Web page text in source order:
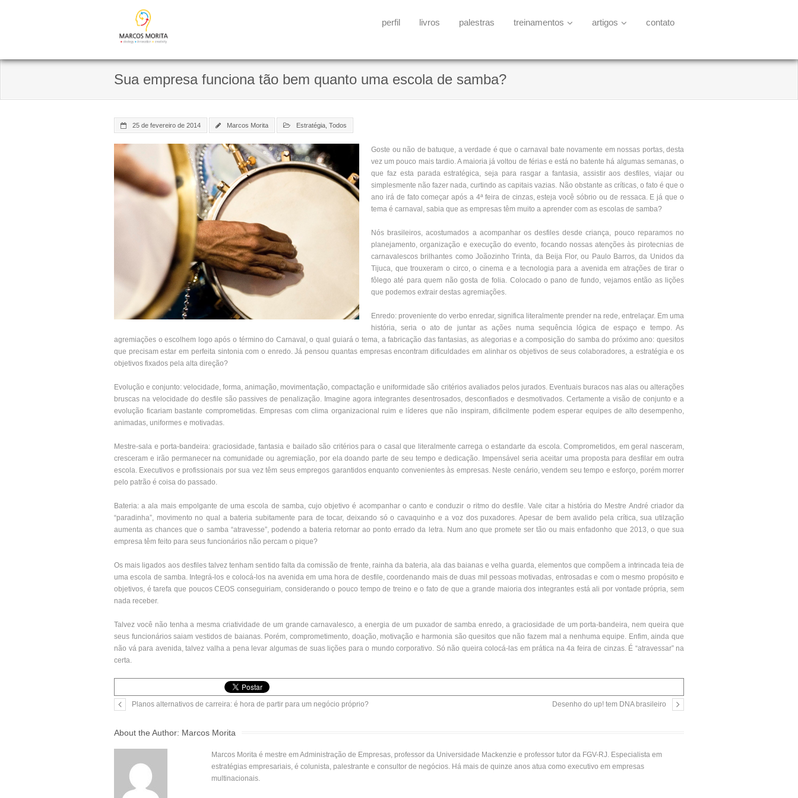
perfil livros palestras treinamentos artigos contato
Sua empresa funciona tão bem quanto uma escola de samba?
25 de fevereiro de 2014 Marcos Morita Estratégia Todos
Goste ou não de batuque, a verdade é que o carnaval bate novamente em nossas portas, desta
vez um pouco mais tardio. A maioria já voltou de férias e está no batente há algumas semanas, o
que faz esta parada estratégica, seja para rasgar a fantasia, assistir aos desfiles, viajar ou
simplesmente não fazer nada, curtindo as capitais vazias. Não obstante as críticas, o fato é que o
ano irá de fato começar após a 4ª feira de cinzas, esteja você sóbrio ou de ressaca. E já que o
tema é carnaval, sabia que as empresas têm muito a aprender com as escolas de samba?
Nós brasileiros, acostumados a acompanhar os desfiles desde criança, pouco reparamos no
planejamento, organização e execução do evento, focando nossas atenções às pirotecnias de
carnavalescos brilhantes como Joãozinho Trinta, da Beija Flor, ou Paulo Barros, da Unidos da
Tijuca, que trouxeram o circo, o cinema e a tecnologia para a avenida em atrações de tirar o
fôlego até para quem não gosta de folia. Colocado o pano de fundo, vejamos então as lições
que podemos extrair destas agremiações.
Enredo: proveniente do verbo enredar, significa literalmente prender na rede, entrelaçar. Em uma
história, seria o ato de juntar as ações numa sequência lógica de espaço e tempo. As
agremiações o escolhem logo após o término do Carnaval, o qual guiará o tema, a fabricação das fantasias, as alegorias e a composição do samba do próximo ano: quesitos
que precisam estar em perfeita sintonia com o enredo. Já pensou quantas empresas encontram dificuldades em alinhar os objetivos de seus colaboradores, a estratégia e os
objetivos fixados pela alta direção?
Evolução e conjunto: velocidade, forma, animação, movimentação, compactação e uniformidade são critérios avaliados pelos jurados. Eventuais buracos nas alas ou alterações
bruscas na velocidade do desfile são passives de penalização. Imagine agora integrantes desentrosados, desconfiados e desmotivados. Certamente a visão de conjunto e a
evolução ficariam bastante comprometidas. Empresas com clima organizacional ruim e líderes que não inspiram, dificilmente podem esperar equipes de alto desempenho,
animadas, uniformes e motivadas.
Mestre-sala e porta-bandeira: graciosidade, fantasia e bailado são critérios para o casal que literalmente carrega o estandarte da escola. Comprometidos, em geral nasceram,
cresceram e irão permanecer na comunidade ou agremiação, por ela doando parte de seu tempo e dedicação. Impensável seria aceitar uma proposta para desfilar em outra
escola. Executivos e profissionais por sua vez têm seus empregos garantidos enquanto convenientes às empresas. Neste cenário, vendem seu tempo e esforço, porém morrer
pelo patrão é coisa do passado.
Bateria: a ala mais empolgante de uma escola de samba, cujo objetivo é acompanhar o canto e conduzir o ritmo do desfile. Vale citar a história do Mestre André criador da
“paradinha”, movimento no qual a bateria subitamente para de tocar, deixando só o cavaquinho e a voz dos puxadores. Apesar de bem avalido pela crítica, sua utilzação
aumenta as chances que o samba “atravesse”, podendo a bateria retornar ao ponto errado da letra. Num ano que promete ser tão ou mais enfadonho que 2013, o que sua
empresa têm feito para seus funcionários não percam o pique?
Os mais ligados aos desfiles talvez tenham sentido falta da comissão de frente, rainha da bateria, ala das baianas e velha guarda, elementos que compõem a intrincada teia de
uma escola de samba. Integrá-los e colocá-los na avenida em uma hora de desfile, coordenando mais de duas mil pessoas motivadas, entrosadas e com o mesmo propósito e
objetivos, é tarefa que poucos CEOS conseguiriam, considerando o pouco tempo de treino e o fato de que a grande maioria dos integrantes está ali por vontade própria, sem
nada receber.
Talvez você não tenha a mesma criatividade de um grande carnavalesco, a energia de um puxador de samba enredo, a graciosidade de um porta-bandeira, nem queira que
seus funcionários saiam vestidos de baianas. Porém, comprometimento, doação, motivação e harmonia são quesitos que não fazem mal a nenhuma equipe. Enfim, ainda que
não vá para avenida, talvez valha a pena levar algumas de suas lições para o mundo corporativo. Só não queira colocá-las em prática na 4a feira de cinzas. É “atravessar” na
certa.
Planos alternativos de carreira: é hora de partir para um negócio próprio? Desenho do up! tem DNA brasileiro
About the Author: Marcos Morita
Marcos Morita é mestre em Administração de Empresas, professor da Universidade Mackenzie e professor tutor da FGV-RJ. Especialista em
estratégias empresariais, é colunista, palestrante e consultor de negócios. Há mais de quinze anos atua como executivo em empresas
multinacionais.